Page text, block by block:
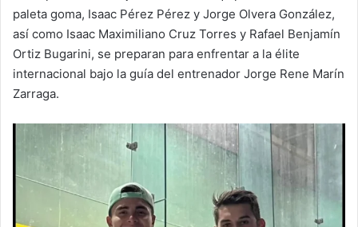
paleta goma, Isaac Pérez Pérez y Jorge Olvera González,
así como Isaac Maximiliano Cruz Torres y Rafael Benjamín
Ortiz Bugarini, se preparan para enfrentar a la élite
internacional bajo la guía del entrenador Jorge Rene Marín
Zarraga.